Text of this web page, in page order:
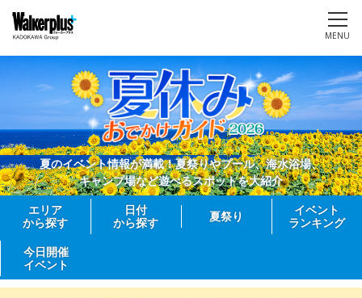
MENU
夏のイベント情報が満載！夏祭りやプール、海水浴場、
キャンプ場など遊べるスポットを大紹介
エリア
から探す
日付
から探す
夏祭り
イベント
ランキング
今日開催
イベント